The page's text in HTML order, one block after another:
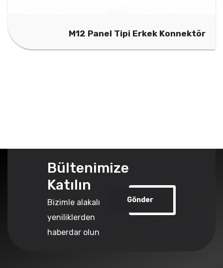
M12 Panel Tipi Erkek Konnektör
Bültenimize
Katılın
Bizimle alakalı
yeniliklerden
haberdar olun
Gönder